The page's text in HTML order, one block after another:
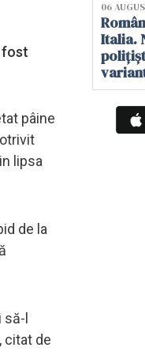
fost
pâine
lipsa
de la
să-l
citat de
06
Italia.